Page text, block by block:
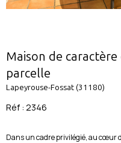
Maison de caractère
parcelle
Lapeyrouse-Fossat (31180)
Réf : 2346
Dans un cadre privilégié, au cœur